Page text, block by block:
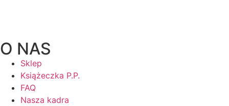
O NAS
Sklep
Książeczka P.P.
FAQ
Nasza kadra